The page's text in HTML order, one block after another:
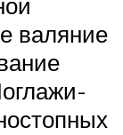
валяние